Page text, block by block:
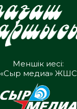
Меншік иесі:
«Сыр медиа» ЖШС